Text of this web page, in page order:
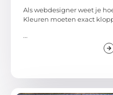
Als webdesigner weet je
Kleuren moeten exact
...